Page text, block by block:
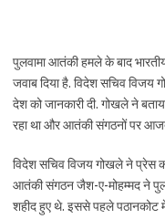
पुलवामा आतंकी हमले के बाद
जवाब दिया है. विदेश सचिव
देश को जानकारी दी. गोखले ने
रहा था और आतंकी संगठनों पर
विदेश सचिव विजय गोखले ने प्रेस
आतंकी संगठन जैश-ए-मोहम्मद ने
शहीद हुए थे. इससे पहले पठानकोट